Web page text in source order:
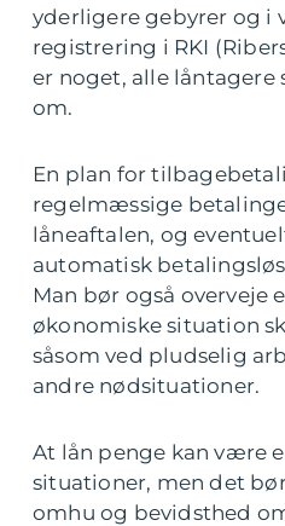
yderligere gebyrer og i
registrering i RKI
er noget, alle låntagere
om.
En plan for
regelmæssige
låneaftalen, og
automatisk
Man bør også overveje
økonomiske situation
såsom ved pludselig
andre nødsituationer.
At lån penge kan være
situationer, men det
omhu og bevidsthed